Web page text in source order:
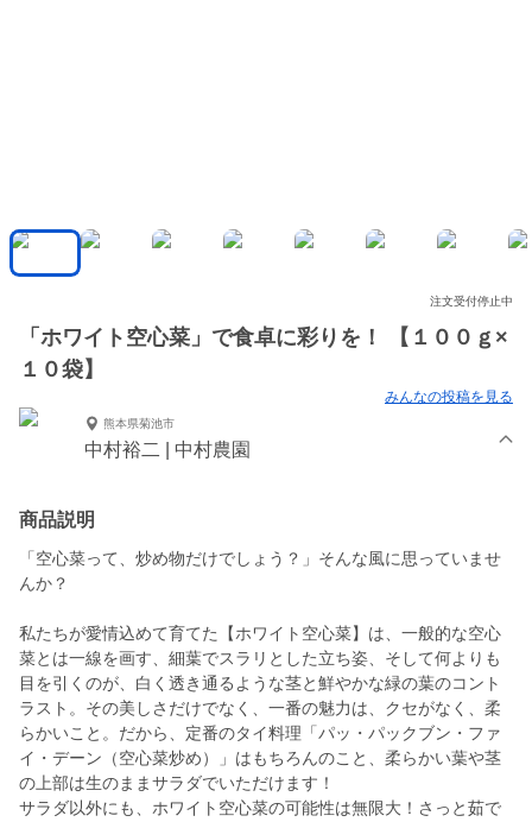
注文受付停止中
「ホワイト空心菜」で食卓に彩りを！ 【１００ｇ×
１０袋】
みんなの投稿を見る
熊本県菊池市
中村裕二 | 中村農園
商品説明
「空心菜って、炒め物だけでしょう？」そんな風に思っていませ
んか？
私たちが愛情込めて育てた【ホワイト空心菜】は、一般的な空心
菜とは一線を画す、細葉でスラリとした立ち姿、そして何よりも
目を引くのが、白く透き通るような茎と鮮やかな緑の葉のコント
ラスト。その美しさだけでなく、一番の魅力は、クセがなく、柔
らかいこと。だから、定番のタイ料理「パッ・パックブン・ファ
イ・デーン（空心菜炒め）」はもちろんのこと、柔らかい葉や茎
の上部は生のままサラダでいただけます！
サラダ以外にも、ホワイト空心菜の可能性は無限大！さっと茹で